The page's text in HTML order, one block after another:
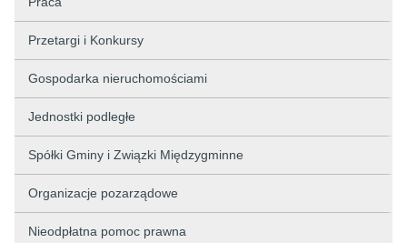
Przetargi i Konkursy
Gospodarka nieruchomościami
Jednostki podległe
Spółki Gminy i Związki Międzygminne
Organizacje pozarządowe
Nieodpłatna pomoc prawna